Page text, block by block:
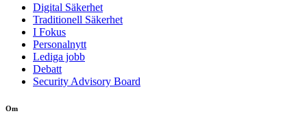
Digital Säkerhet
Traditionell Säkerhet
I Fokus
Personalnytt
Lediga jobb
Debatt
Security Advisory Board
Om